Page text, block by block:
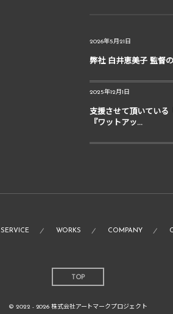
2026年5月21日
弊社 白井恵美子 監督
2025年12月1日
支援させて頂いている
『ワットアッ...
SERVICE WORKS COMPANY
TOP
© 2022 - 2026株式会社アートマークプロジェクト